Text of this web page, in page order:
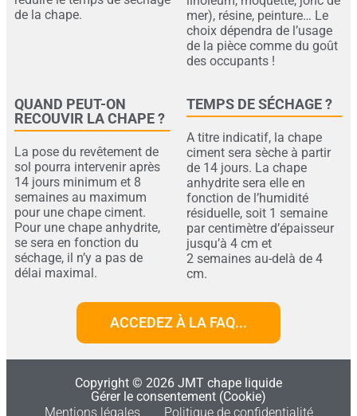
de la chape.
mer), résine, peinture… Le
choix dépendra de l’usage
de la pièce comme du goût
des occupants !
QUAND PEUT-ON
RECOUVIR LA CHAPE ?​
La pose du revêtement de
sol pourra intervenir après
14 jours minimum et 8
semaines au maximum
pour une chape ciment.
Pour une chape anhydrite,
se sera en fonction du
séchage, il n’y a pas de
délai maximal.
TEMPS DE SÉCHAGE ?
A titre indicatif, la chape
ciment sera sèche à partir
de 14 jours. La chape
anhydrite sera elle en
fonction de l’humidité
résiduelle, soit 1 semaine
par centimètre d’épaisseur
jusqu’à 4 cm et
2 semaines au-delà de 4
cm.
ACCEDEZ À LA FAQ...
Copyright © 2026 JMT chape liquide
Gérer le consentement (Cookie)
Mentions légales
Politique de confidentialité